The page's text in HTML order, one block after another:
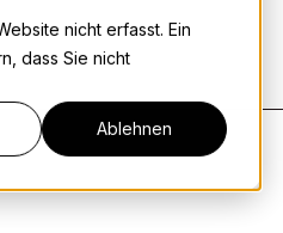
nicht erfasst. Ein
dass Sie nicht
Ablehnen